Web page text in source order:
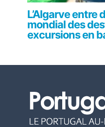
L’Algarve entre
mondial des
excursions en